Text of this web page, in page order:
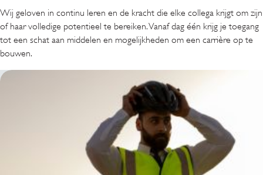
Wij geloven in continu leren en de kracht die elke collega krijgt om zijn
of haar volledige potentieel te bereiken. Vanaf dag één krijg je toegang
tot een schat aan middelen en mogelijkheden om een carrière op te
bouwen.